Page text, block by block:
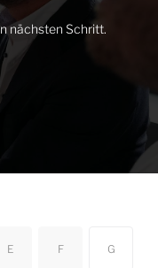
nächsten Schritt.
E F G